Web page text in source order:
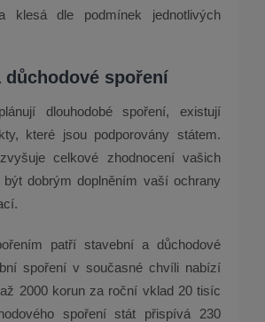
klesá dle podmínek jednotlivých
důchodové spoření
dlouhodobé spoření, existují
které jsou podporovány státem.
celkové zhodnocení vašich
dobrým doplněním vaší ochrany
patří stavební a důchodové
spoření v současné chvíli nabízí
2000 korun za roční vklad 20 tisíc
spoření stát přispívá 230